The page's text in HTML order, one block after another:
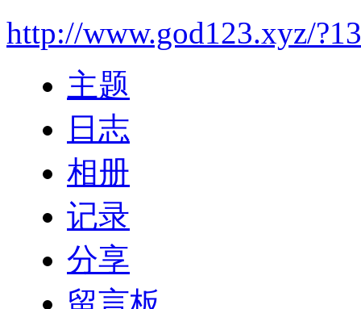
http://www.god123.xyz/
主题
日志
相册
记录
分享